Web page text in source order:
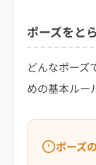
ポーズをと
どんなポーズ
めの基本ルー
ポーズ